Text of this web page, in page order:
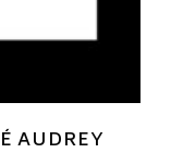
AUDREY